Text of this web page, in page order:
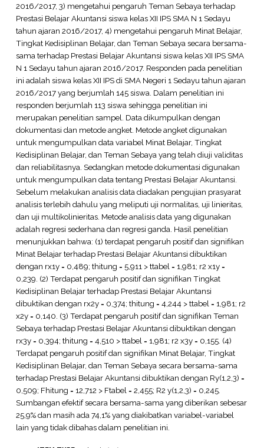
2016/2017, 3) mengetahui pengaruh Teman Sebaya terhadap
Prestasi Belajar Akuntansi siswa kelas XII IPS SMA N 1 Sedayu
tahun ajaran 2016/2017, 4) mengetahui pengaruh Minat Belajar,
Tingkat Kedisiplinan Belajar, dan Teman Sebaya secara bersama-
sama terhadap Prestasi Belajar Akuntansi siswa kelas XII IPS SMA
N 1 Sedayu tahun ajaran 2016/2017. Responden pada penelitian
ini adalah siswa kelas XII IPS di SMA Negeri 1 Sedayu tahun ajaran
2016/2017 yang berjumlah 145 siswa. Dalam penelitian ini
responden berjumlah 113 siswa sehingga penelitian ini
merupakan penelitian sampel. Data dikumpulkan dengan
dokumentasi dan metode angket. Metode angket digunakan
untuk mengumpulkan data variabel Minat Belajar, Tingkat
Kedisiplinan Belajar, dan Teman Sebaya yang telah diuji validitas
dan reliabilitasnya. Sedangkan metode dokumentasi digunakan
untuk mengumpulkan data tentang Prestasi Belajar Akuntansi.
Sebelum melakukan analisis data diadakan pengujian prasyarat
analisis terlebih dahulu yang meliputi uji normalitas, uji linieritas,
dan uji multikolinieritas. Metode analisis data yang digunakan
adalah regresi sederhana dan regresi ganda. Hasil penelitian
menunjukkan bahwa: (1) terdapat pengaruh positif dan signifikan
Minat Belajar terhadap Prestasi Belajar Akuntansi dibuktikan
dengan rx1y = 0,489; thitung = 5,911 > ttabel = 1,981; r2 x1y =
0,239. (2) Terdapat pengaruh positif dan signifikan Tingkat
Kedisiplinan Belajar terhadap Prestasi Belajar Akuntansi
dibuktikan dengan rx2y = 0,374; thitung = 4,244 > ttabel = 1,981; r2
x2y = 0,140. (3) Terdapat pengaruh positif dan signifikan Teman
Sebaya terhadap Prestasi Belajar Akuntansi dibuktikan dengan
rx3y = 0,394; thitung = 4,510 > ttabel = 1,981; r2 x3y = 0,155. (4)
Terdapat pengaruh positif dan signifikan Minat Belajar, Tingkat
Kedisiplinan Belajar, dan Teman Sebaya secara bersama-sama
terhadap Prestasi Belajar Akuntansi dibuktikan dengan Ry(1,2,3) =
0,509; Fhitung = 12,712 > Ftabel = 2,455; R2 y(1,2,3) = 0,245.
Sumbangan efektif secara bersama-sama yang diberikan sebesar
25,9% dan masih ada 74,1% yang diakibatkan variabel-variabel
lain yang tidak dibahas dalam penelitian ini.